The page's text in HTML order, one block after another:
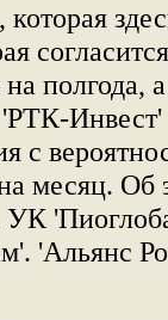
полгода,
Инвест'
с
месяц.
'Альянс